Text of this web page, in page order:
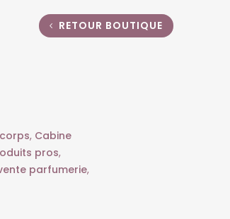
RETOUR BOUTIQUE
, Cabine
pros,
parfumerie,